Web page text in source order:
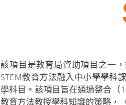
該項目是教育局資助項目之一
STEM教育方法融入中小學學科
學科目。該項目旨在通過整合（
教育方法教授學科知識的策略，